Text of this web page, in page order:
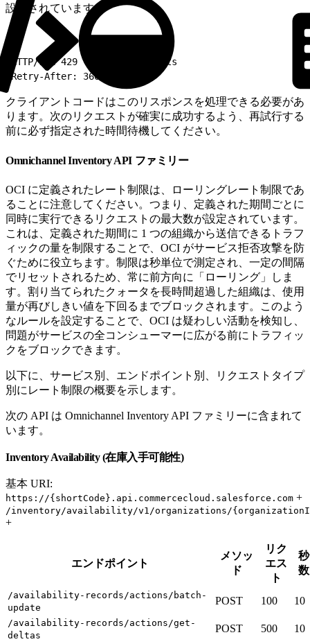
設定されています。
HTTP/1.1 429 Too Many Requests
Retry-After: 3600
クライアントコードはこのリスポンスを処理できる必要があ
ります。次のリクエストが確実に成功するよう、再試行する
前に必ず指定された時間待機してください。
Omnichannel Inventory API ファミリー
OCI に定義されたレート制限は、ローリングレート制限であ
ることに注意してください。つまり、定義された期間ごとに
同時に実行できるリクエストの最大数が設定されています。
これは、定義された期間に 1 つの組織から送信できるトラフ
ィックの量を制限することで、OCI がサービス拒否攻撃を防
ぐために役立ちます。制限は秒単位で測定され、一定の間隔
でリセットされるため、常に前方向に「ローリング」しま
す。割り当てられたクォータを長時間超過した組織は、使用
量が再びしきい値を下回るまでブロックされます。このよう
なルールを設定することで、OCI は疑わしい活動を検知し、
問題がサービスの全コンシューマーに広がる前にトラフィッ
クをブロックできます。
以下に、サービス別、エンドポイント別、リクエストタイプ
別にレート制限の概要を示します。
次の API は Omnichannel Inventory API ファミリーに含まれて
います。
Inventory Availability (在庫入手可能性)
基本 URI:
https://{shortCode}.api.commercecloud.salesforce.com +
/inventory/availability/v1/organizations/
+
エンドポイント
メソッ
ド
リク
エス
ト
秒
数
/availability-records/actions/batch-
update
POST 100 10
/availability-records/actions/get-
deltas
POST 500 10